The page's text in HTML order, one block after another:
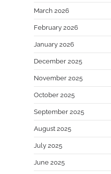
March 2026
February 2026
January 2026
December 2025
November 2025
October 2025
September 2025
August 2025
July 2025
June 2025